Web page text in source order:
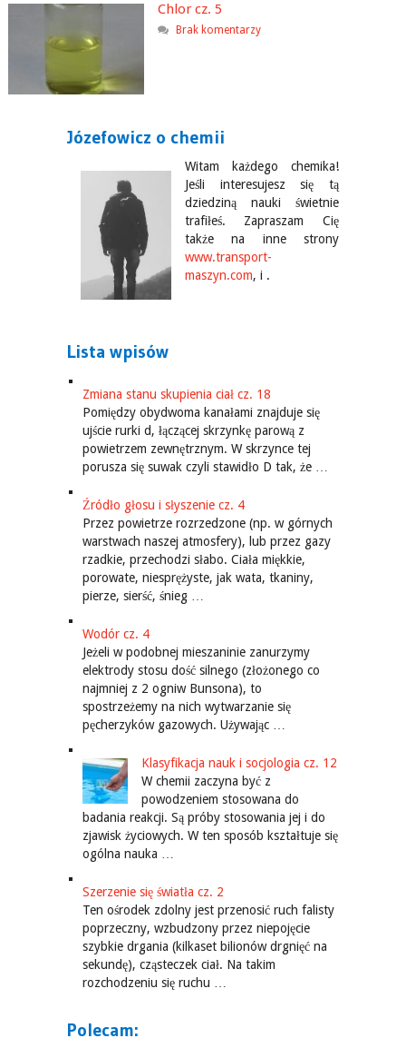
Chlor cz. 5
Brak komentarzy
Józefowicz o chemii
Witam każdego chemika!
Jeśli interesujesz się tą
dziedziną nauki świetnie
trafiłeś. Zapraszam Cię
także na inne strony
www.transport-
maszyn.com, i .
Lista wpisów
Zmiana stanu skupienia ciał cz. 18
Pomiędzy obydwoma kanałami znajduje się
ujście rurki d, łączącej skrzynkę parową z
powietrzem zewnętrznym. W skrzynce tej
porusza się suwak czyli stawidło D tak, że …
Źródło głosu i słyszenie cz. 4
Przez powietrze rozrzedzone (np. w górnych
warstwach naszej atmosfery), lub przez gazy
rzadkie, przechodzi słabo. Ciała miękkie,
porowate, niesprężyste, jak wata, tkaniny,
pierze, sierść, śnieg …
Wodór cz. 4
Jeżeli w podobnej mieszaninie zanurzymy
elektrody stosu dość silnego (złożonego co
najmniej z 2 ogniw Bunsona), to
spostrzeżemy na nich wytwarzanie się
pęcherzyków gazowych. Używając …
Klasyfikacja nauk i socjologia cz. 12
W chemii zaczyna być z
powodzeniem stosowana do
badania reakcji. Są próby stosowania jej i do
zjawisk życiowych. W ten sposób kształtuje się
ogólna nauka …
Szerzenie się światła cz. 2
Ten ośrodek zdolny jest przenosić ruch falisty
poprzeczny, wzbudzony przez niepojęcie
szybkie drgania (kilkaset bilionów drgnięć na
sekundę), cząsteczek ciał. Na takim
rozchodzeniu się ruchu …
Polecam: